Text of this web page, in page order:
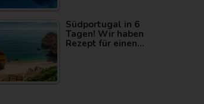
Südportugal in 6
Tagen! Wir haben
Rezept für einen…